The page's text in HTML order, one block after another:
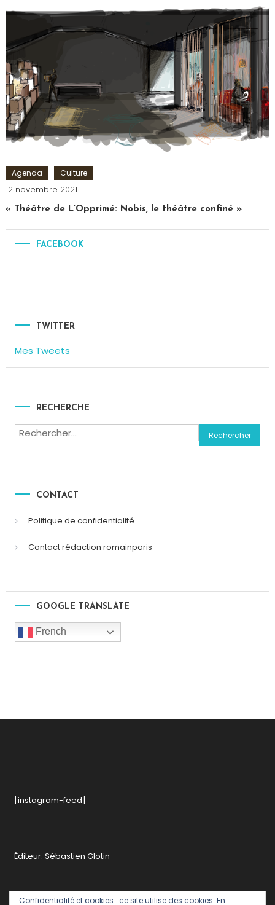
Comédie
Michel
L'Effet
Papillon,
Mentaliste
,
Théâtre
Agenda Culture
12 novembre 2021
Cédric
Cilia
« Théâtre de L’Opprimé: Nobis, le théâtre confiné »
FACEBOOK
TWITTER
Mes Tweets
RECHERCHE
Rechercher :
CONTACT
Politique de confidentialité
Contact rédaction romainparis
GOOGLE TRANSLATE
French
[instagram-feed]
Éditeur: Sébastien Glotin
Confidentialité et cookies : ce site utilise des cookies. En